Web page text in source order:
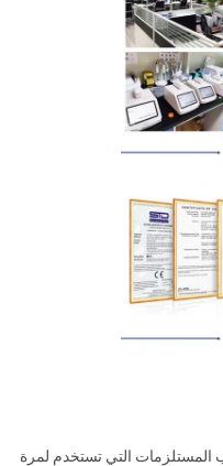
المستلزمات التي تستخدم لمرة